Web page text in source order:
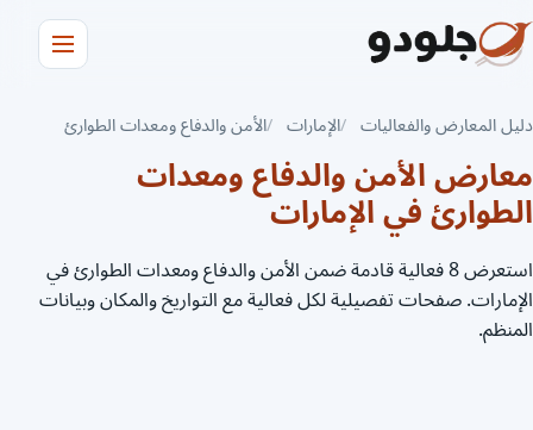
دليل المعارض والفعاليات الإمارات الأمن والدفاع ومعدات الطوارئ
معارض الأمن والدفاع ومعدات
الطوارئ في الإمارات
استعرض 8 فعالية قادمة ضمن الأمن والدفاع ومعدات الطوارئ في
الإمارات. صفحات تفصيلية لكل فعالية مع التواريخ والمكان وبيانات
المنظم.